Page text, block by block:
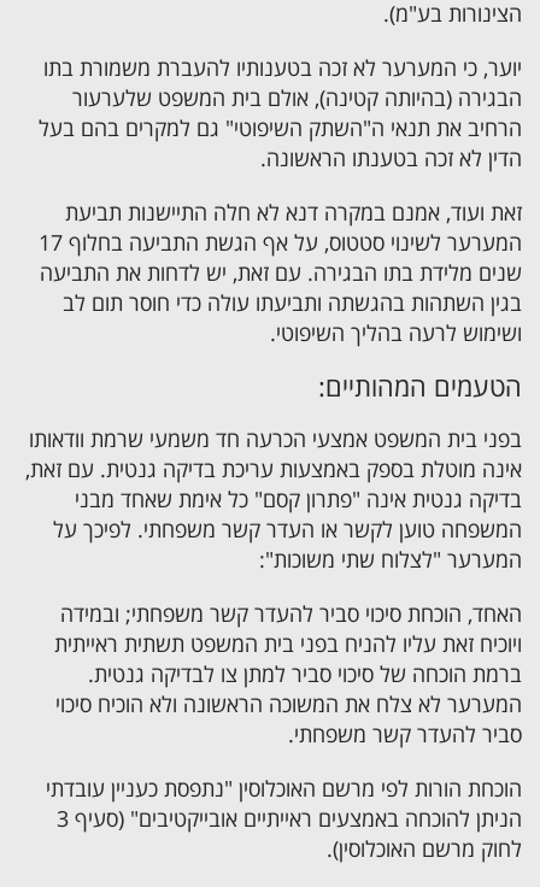
הצינורות בע"מ).
יוער, כי המערער לא זכה בטענותיו להעברת משמורת בתו
הבגירה (בהיותה קטינה), אולם בית המשפט שלערעור
הרחיב את תנאי ה"השתק השיפוטי" גם למקרים בהם בעל
הדין לא זכה בטענתו הראשונה.
זאת ועוד, אמנם במקרה דנא לא חלה התיישנות תביעת
המערער לשינוי סטטוס, על אף הגשת התביעה בחלוף 17
שנים מלידת בתו הבגירה. עם זאת, יש לדחות את התביעה
בגין השתהות בהגשתה ותביעתו עולה כדי חוסר תום לב
ושימוש לרעה בהליך השיפוטי.
הטעמים המהותיים:
בפני בית המשפט אמצעי הכרעה חד משמעי שרמת וודאותו
אינה מוטלת בספק באמצעות עריכת בדיקה גנטית. עם זאת,
בדיקה גנטית אינה "פתרון קסם" כל אימת שאחד מבני
המשפחה טוען לקשר או העדר קשר משפחתי. לפיכך על
המערער "לצלוח שתי משוכות":
האחד, הוכחת סיכוי סביר להעדר קשר משפחתי; ובמידה
ויוכיח זאת עליו להניח בפני בית המשפט תשתית ראייתית
ברמת הוכחה של סיכוי סביר למתן צו לבדיקה גנטית.
המערער לא צלח את המשוכה הראשונה ולא הוכיח סיכוי
סביר להעדר קשר משפחתי.
הוכחת הורות לפי מרשם האוכלוסין "נתפסת כעניין עובדתי
הניתן להוכחה באמצעים ראייתיים אובייקטיבים" (סעיף 3
לחוק מרשם האוכלוסין).